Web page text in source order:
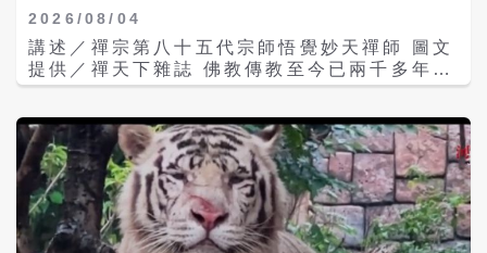
2026/08/04
講述／禪宗第八十五代宗師悟覺妙天禪師 圖文
提供／禪天下雜誌 佛教傳教至今已兩千多年，
卻很少有人修行成就；為什麼？因為都在心外
是佛寶、法寶和僧寶。以佛寶而言，每一個人
的本心就是一尊未來佛尚未成就的佛；是非常
尊貴的。可是現代修行人大都缺乏正確的觀
念，不知道什麼是「正法修行」，以為聽法師
講經，或是拜佛、持咒、坐禪就是修行；其實
不然。修行的目的是為了要「明心見性、見